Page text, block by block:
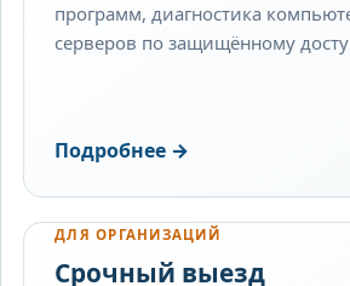
программ, диагностика
серверов по защищённому
Подробнее →
ДЛЯ ОРГАНИЗАЦИЙ
Срочный выезд